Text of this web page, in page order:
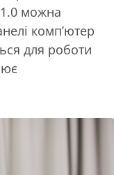
1.0 можна
комп’ютер
для роботи